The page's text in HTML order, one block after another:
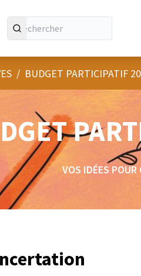
/ BUDGET PARTICIPATIF
VOS IDÉES POUR